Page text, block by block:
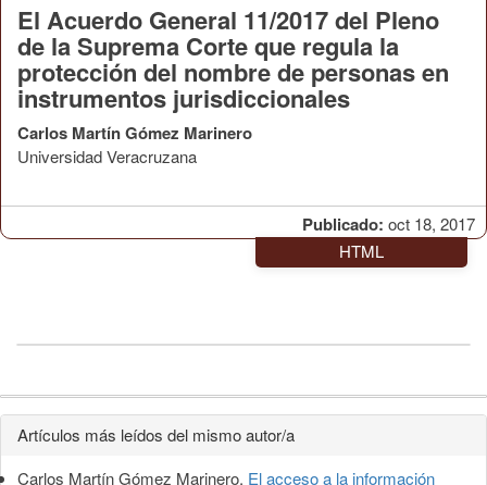
Publicado: oct 18, 2017
El Acuerdo General 11/2017 del Pleno
de la Suprema Corte que regula la
protección del nombre de personas en
instrumentos jurisdiccionales
Carlos Martín Gómez Marinero
Universidad Veracruzana
HTML
Detalles
del
Artículos más leídos del mismo autor/a
Carlos Martín Gómez Marinero, El acceso a la información